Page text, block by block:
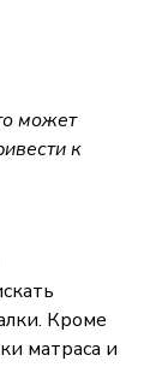
может
к
Кроме
матраса и